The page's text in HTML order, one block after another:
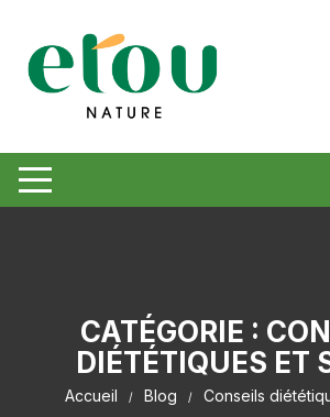
contenu
CATÉGORIE :
DIÉTÉTIQUES ET
Accueil Blog Conseils